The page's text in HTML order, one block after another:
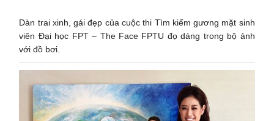
Dàn trai xinh, gái đẹp của cuộc thi Tìm kiếm gương mặt sinh
viên Đại học FPT – The Face FPTU đọ dáng trong bộ ảnh
với đồ bơi.